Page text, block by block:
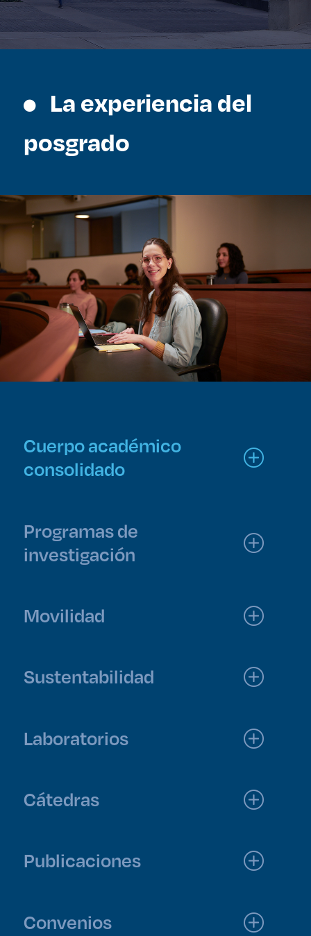
La experiencia del
posgrado
Cuerpo académico
consolidado
Programas de
investigación
Movilidad
Sustentabilidad
Laboratorios
Cátedras
Publicaciones
Convenios